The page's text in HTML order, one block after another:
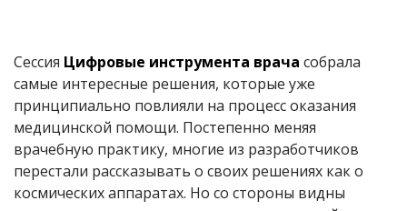
Сессия Цифровые инструмента врача собрала
самые интересные решения, которые уже
принципиально повлияли на процесс оказания
медицинской помощи. Постепенно меняя
врачебную практику, многие из разработчиков
перестали рассказывать о своих решениях как о
космических аппаратах. Но со стороны видны